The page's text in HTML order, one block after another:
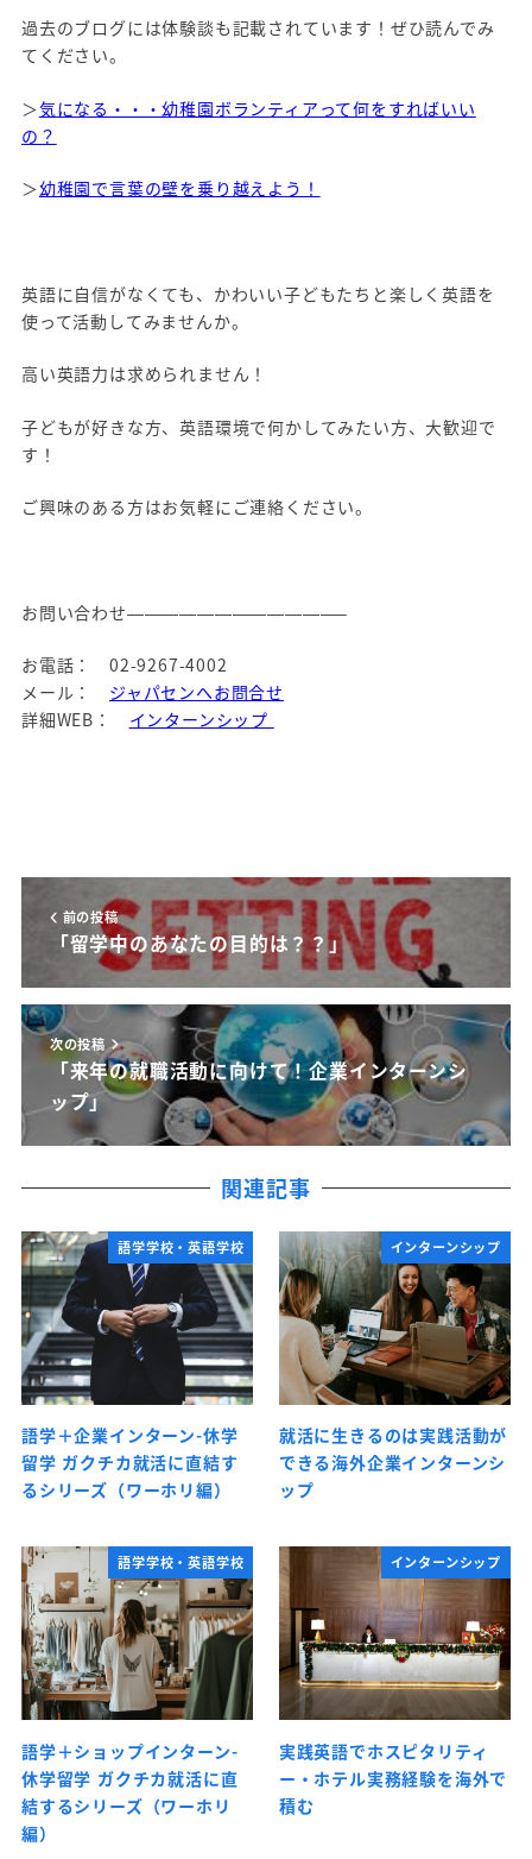
過去のブログには体験談も記載されています！ぜひ読んでみ
てください。
＞気になる・・・幼稚園ボランティアって何をすればいい
の？
＞幼稚園で言葉の壁を乗り越えよう！
英語に自信がなくても、かわいい子どもたちと楽しく英語を
使って活動してみませんか。
高い英語力は求められません！
子どもが好きな方、英語環境で何かしてみたい方、大歓迎で
す！
ご興味のある方はお気軽にご連絡ください。
お問い合わせ————————————–
お電話： 02-9267-4002
メール： ジャパセンへお問合せ
詳細WEB： インターンシップ
前の投稿
「留学中のあなたの目的は？？」
次の投稿
「来年の就職活動に向けて！企業インターンシ
ップ」
関連記事
語学学校・英語学校
語学＋企業インターン-休学
留学 ガクチカ就活に直結す
るシリーズ（ワーホリ編）
インターンシップ
就活に生きるのは実践活動が
できる海外企業インターンシ
ップ
語学学校・英語学校
語学＋ショップインターン-
休学留学 ガクチカ就活に直
結するシリーズ（ワーホリ
編）
インターンシップ
実践英語でホスピタリティ
ー・ホテル実務経験を海外で
積む